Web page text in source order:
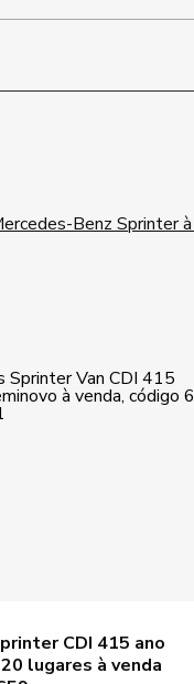
Benz Sprinter
CDI 415 ano
lugares à venda